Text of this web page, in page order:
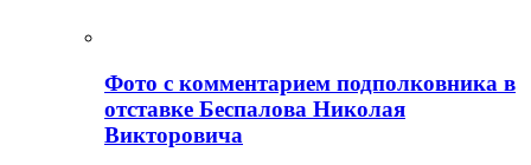
Фото с комментарием подполковника в
отставке Беспалова Николая
Викторовича